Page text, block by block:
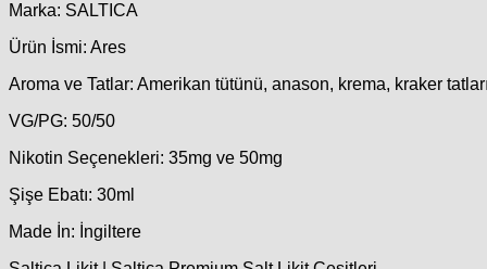
Marka: SALTICA
Ürün İsmi: Ares
Aroma ve Tatlar: Amerikan tütünü, anason, krema, kraker
VG/PG: 50/50
Nikotin Seçenekleri: 35mg ve 50mg
Şişe Ebatı: 30ml
Made İn: İngiltere